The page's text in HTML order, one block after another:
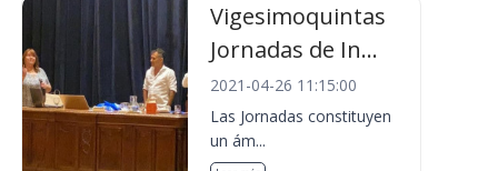
Vigesimoquintas
Jornadas de In...
2021-04-26 11:15:00
Las Jornadas constituyen
un ám...